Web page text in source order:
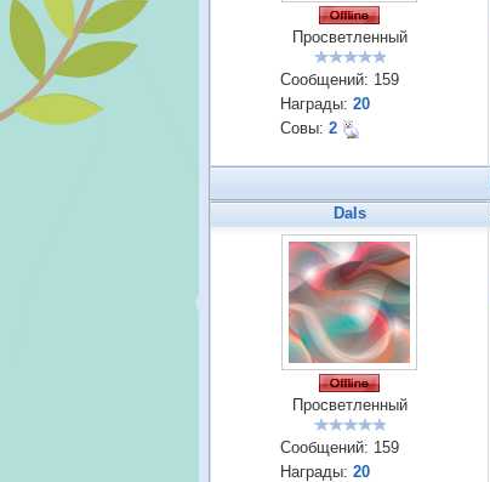
Просветленный
Сообщений: 159
Награды: 20
Совы: 2
Dals
Просветленный
Сообщений: 159
Награды: 20